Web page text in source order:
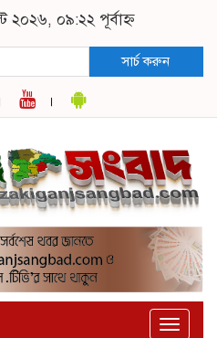
২০২৬, ০৯:২২ পূর্বাহ্ন
সার্চ করুন
Toggle